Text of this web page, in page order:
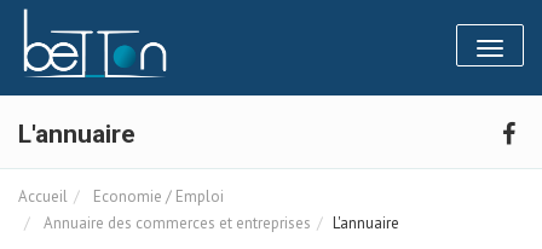
Toggle
L'annuaire
Accueil
Economie / Emploi
Annuaire des commerces et entreprises
L'annuaire
Panneau de gestion des cookies